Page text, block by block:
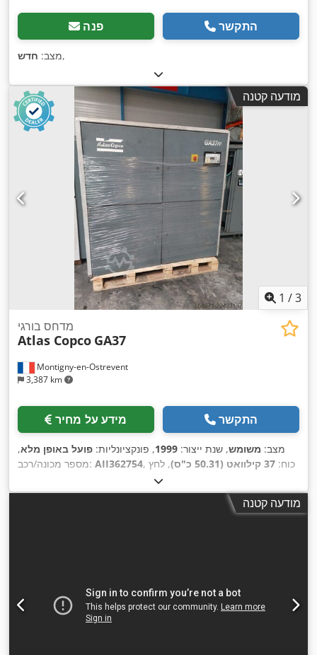
פנה התקשר
מצב: חדש ,
מודעה קטנה
1 /3
Montigny-en-Ostrevent
3,387 km
מדחס בורגי
Atlas Copco GA37
מידע על מחיר התקשר
מצב: משומש, שנת ייצור: 1999, פונקציונליות: פועל באופן מלא,
מספר מכונה/רכב: AII362754 , כוח: 37 קילוואט (50.31 כ"ס)
, לחץ
לוחית זיהוי זמינה, מדחס, מערכת אוויר
דחוס,
מודעה קטנה